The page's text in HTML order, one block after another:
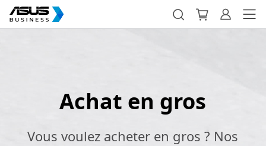
Achat en gros
Vous voulez acheter en gros ? Nos